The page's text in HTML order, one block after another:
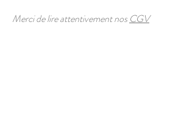
Merci de lire attentivement nos CGV